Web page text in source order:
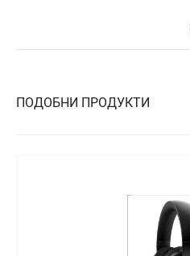
ПОДОБНИ ПРОДУКТИ